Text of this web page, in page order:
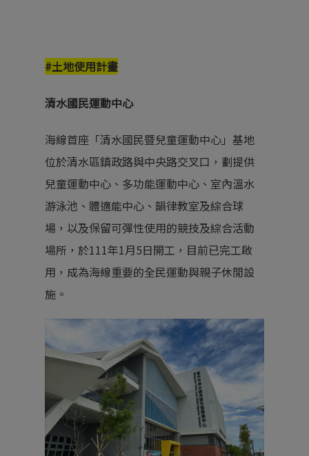
#土地使用計畫
清水國民運動中心
海線首座「清水國民暨兒童運動中心」基地
位於清水區鎮政路與中央路交叉口，劃提供
兒童運動中心、多功能運動中心、室內溫水
游泳池、體適能中心、韻律教室及綜合球
場，以及保留可彈性使用的競技及綜合活動
場所，於111年1月5日開工，目前已完工啟
用，成為海線重要的全民運動與親子休閒設
施。